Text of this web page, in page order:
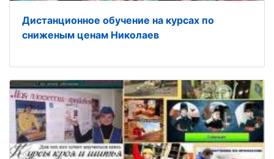
Дистанционное обучение на курсах по
сниженым ценам Николаев